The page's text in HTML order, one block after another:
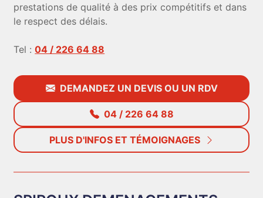
prestations de qualité à des prix compétitifs et dans
le respect des délais.
Tel :04 / 226 64 88
DEMANDEZ UN DEVIS OU UN RDV
04 / 226 64 88
PLUS D'INFOS ET TÉMOIGNAGES